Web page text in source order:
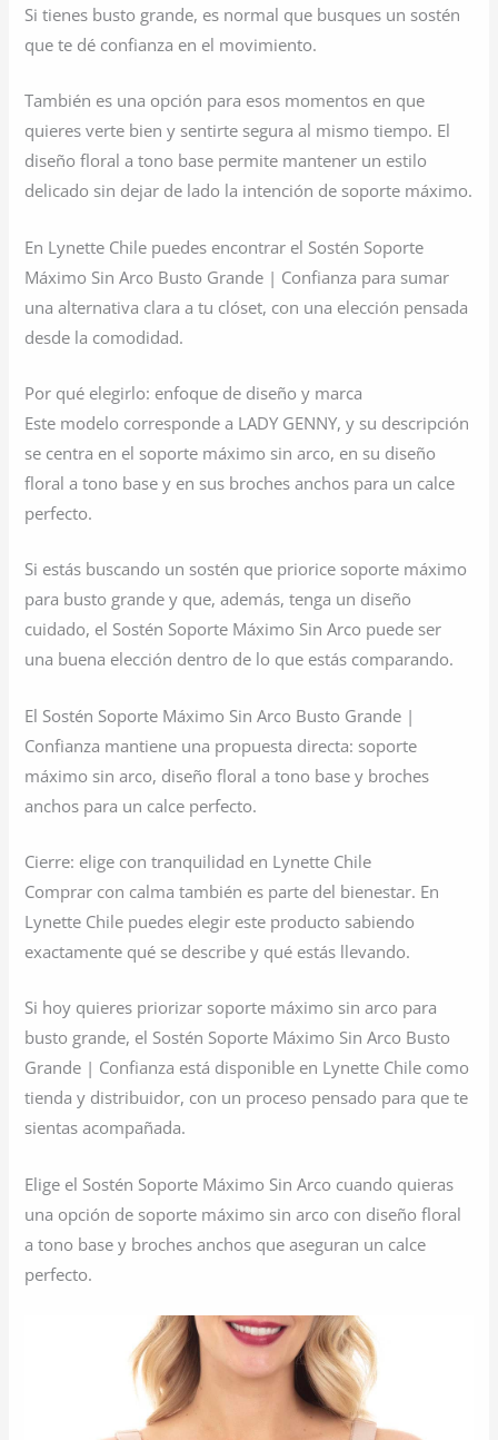
Si tienes busto grande, es normal que busques un sostén
que te dé confianza en el movimiento.
También es una opción para esos momentos en que
quieres verte bien y sentirte segura al mismo tiempo. El
diseño floral a tono base permite mantener un estilo
delicado sin dejar de lado la intención de soporte máximo.
En Lynette Chile puedes encontrar el Sostén Soporte
Máximo Sin Arco Busto Grande | Confianza para sumar
una alternativa clara a tu clóset, con una elección pensada
desde la comodidad.
Por qué elegirlo: enfoque de diseño y marca
Este modelo corresponde a LADY GENNY, y su descripción
se centra en el soporte máximo sin arco, en su diseño
floral a tono base y en sus broches anchos para un calce
perfecto.
Si estás buscando un sostén que priorice soporte máximo
para busto grande y que, además, tenga un diseño
cuidado, el Sostén Soporte Máximo Sin Arco puede ser
una buena elección dentro de lo que estás comparando.
El Sostén Soporte Máximo Sin Arco Busto Grande |
Confianza mantiene una propuesta directa: soporte
máximo sin arco, diseño floral a tono base y broches
anchos para un calce perfecto.
Cierre: elige con tranquilidad en Lynette Chile
Comprar con calma también es parte del bienestar. En
Lynette Chile puedes elegir este producto sabiendo
exactamente qué se describe y qué estás llevando.
Si hoy quieres priorizar soporte máximo sin arco para
busto grande, el Sostén Soporte Máximo Sin Arco Busto
Grande | Confianza está disponible en Lynette Chile como
tienda y distribuidor, con un proceso pensado para que te
sientas acompañada.
Elige el Sostén Soporte Máximo Sin Arco cuando quieras
una opción de soporte máximo sin arco con diseño floral
a tono base y broches anchos que aseguran un calce
perfecto.